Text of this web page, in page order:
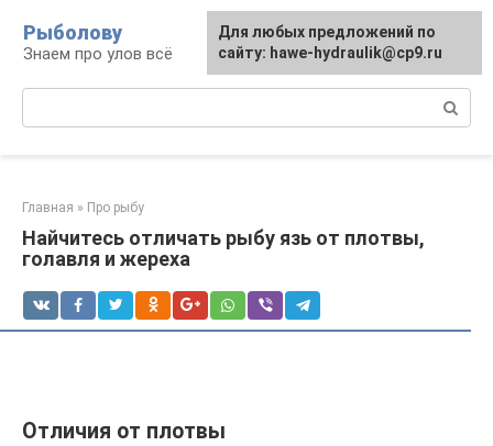
контенту
Рыболову
Знаем про улов всё
Главная » Про рыбу
Найчитесь отличать рыбу язь от плотвы,
голавля и жереха
Отличия от плотвы
Для любых предложений по
сайту: hawe-hydraulik@cp9.ru